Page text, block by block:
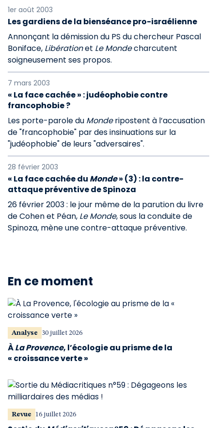
1er août 2003
Les gardiens de la bienséance pro-israélienne
Annonçant la démission du PS du chercheur Pascal
Boniface, Libérationet Le Mondecharcutent
soigneusement ses propos.
7 mars 2003
« La face cachée » : judéophobie contre
francophobie ?
Les porte-parole du Monderipostent à l’accusation
de "francophobie" par des insinuations sur la
"judéophobie" de leurs "adversaires".
28 février 2003
« La face cachée du Monde» (3) : la contre-
attaque préventive de Spinoza
26 février 2003 : le jour même de la parution du livre
de Cohen et Péan, Le Monde, sous la conduite de
Spinoza, mène une contre-attaque préventive.
En ce moment
Analyse 30 juillet 2026
ÀLa Provence, l’écologie au prisme de la
« croissance verte »
Revue 16 juillet 2026